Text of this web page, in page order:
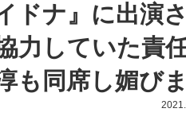
ドナ』に出演
力していた責
も同席し媚び